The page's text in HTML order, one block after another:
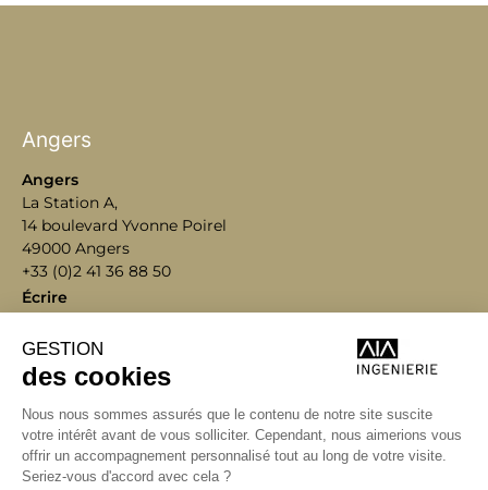
Angers
Bordeaux
Lyon
Angers
La Station A,
14 boulevard Yvonne Poirel
49000 Angers
+33 (0)2 41 36 88 50
Écrire
i-a.fr
Visite
ingenierie.aialifedesigners.fr